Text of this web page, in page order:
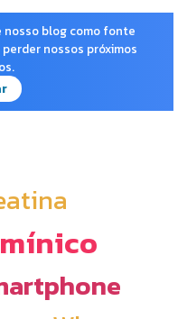
nosso blog como fonte
nossos próximos